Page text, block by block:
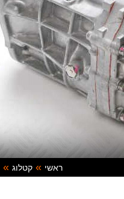
ב. ינוביץ
ראשי קטלוג